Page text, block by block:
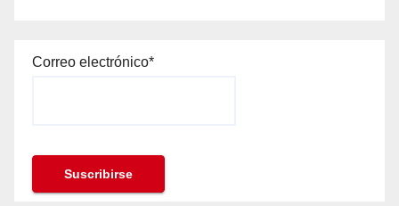
Correo electrónico*